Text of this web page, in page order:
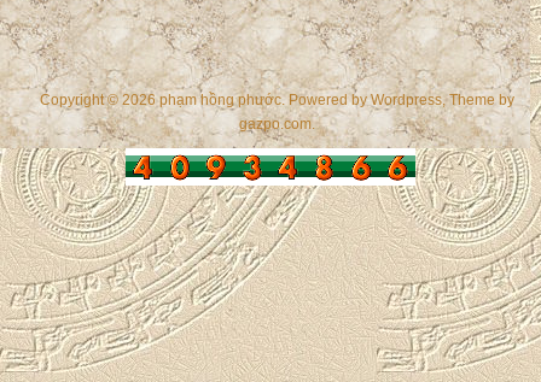
Copyright © 2026 phạm hồng phước. Powered byWordpress , Theme by
gazpo.com.